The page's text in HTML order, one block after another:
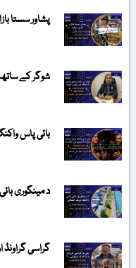
پشاور سستا
شوگر کے
بائی پاس
د مینگوری
گراسی گراونڈ